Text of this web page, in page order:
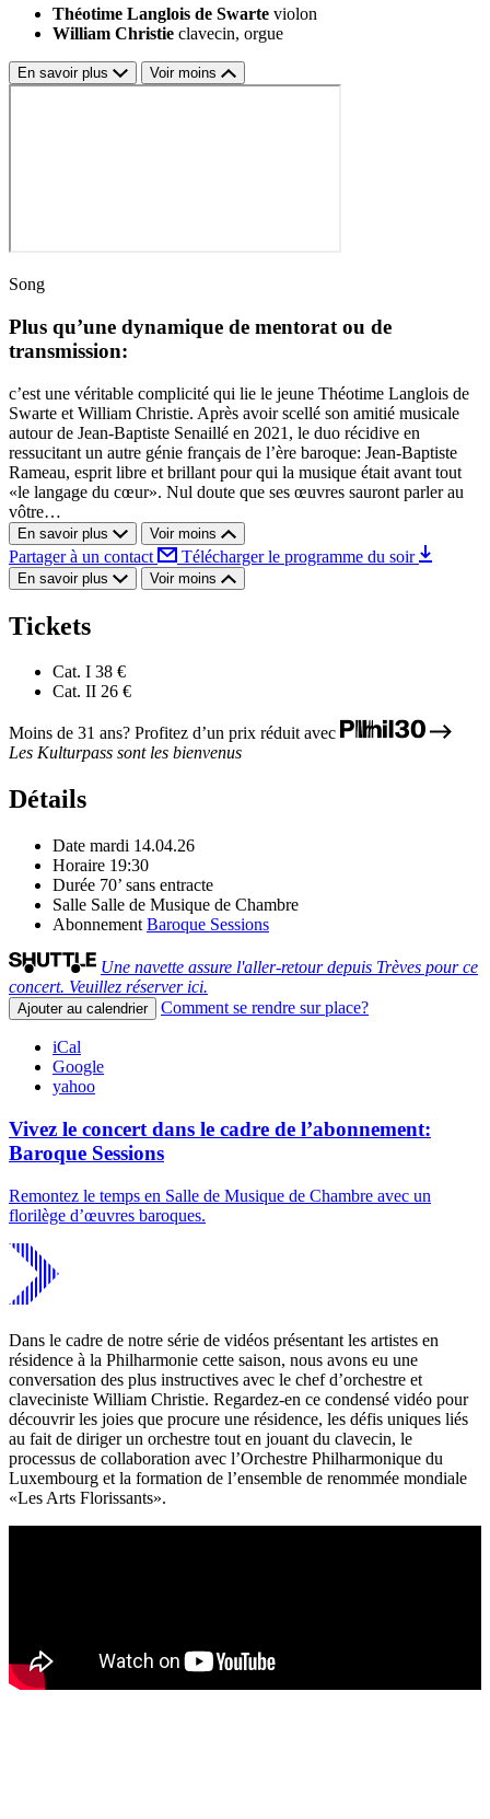
Théotime Langlois de Swarte violon
William Christie clavecin, orgue
En savoir plus Voir moins
Song
Plus qu’une dynamique de mentorat ou de
transmission:
c’est une véritable complicité qui lie le jeune Théotime Langlois de
Swarte et William Christie. Après avoir scellé son amitié musicale
autour de Jean-Baptiste Senaillé en 2021, le duo récidive en
ressucitant un autre génie français de l’ère baroque: Jean-Baptiste
Rameau, esprit libre et brillant pour qui la musique était avant tout
«le langage du cœur». Nul doute que ses œuvres sauront parler au
vôtre…
En savoir plus Voir moins
Partager à un contact Télécharger le programme du soir
En savoir plus Voir moins
Tickets
Cat. I 38 €
Cat. II 26 €
Moins de 31 ans? Profitez d’un prix réduit avec
Les Kulturpass sont les bienvenus
Détails
Date mardi 14.04.26
Horaire 19:30
Durée 70’ sans entracte
Salle Salle de Musique de Chambre
Abonnement Baroque Sessions
Une navette assure l'aller-retour depuis Trèves pour ce
concert. Veuillez réserver ici.
Ajouter au calendrier Comment se rendre sur place?
iCal
Google
yahoo
Vivez le concert dans le cadre de l’abonnement:
Baroque Sessions
Remontez le temps en Salle de Musique de Chambre avec un
florilège d’œuvres baroques.
Dans le cadre de notre série de vidéos présentant les artistes en
résidence à la Philharmonie cette saison, nous avons eu une
conversation des plus instructives avec le chef d’orchestre et
claveciniste William Christie. Regardez-en ce condensé vidéo pour
découvrir les joies que procure une résidence, les défis uniques liés
au fait de diriger un orchestre tout en jouant du clavecin, le
processus de collaboration avec l’Orchestre Philharmonique du
Luxembourg et la formation de l’ensemble de renommée mondiale
«Les Arts Florissants».